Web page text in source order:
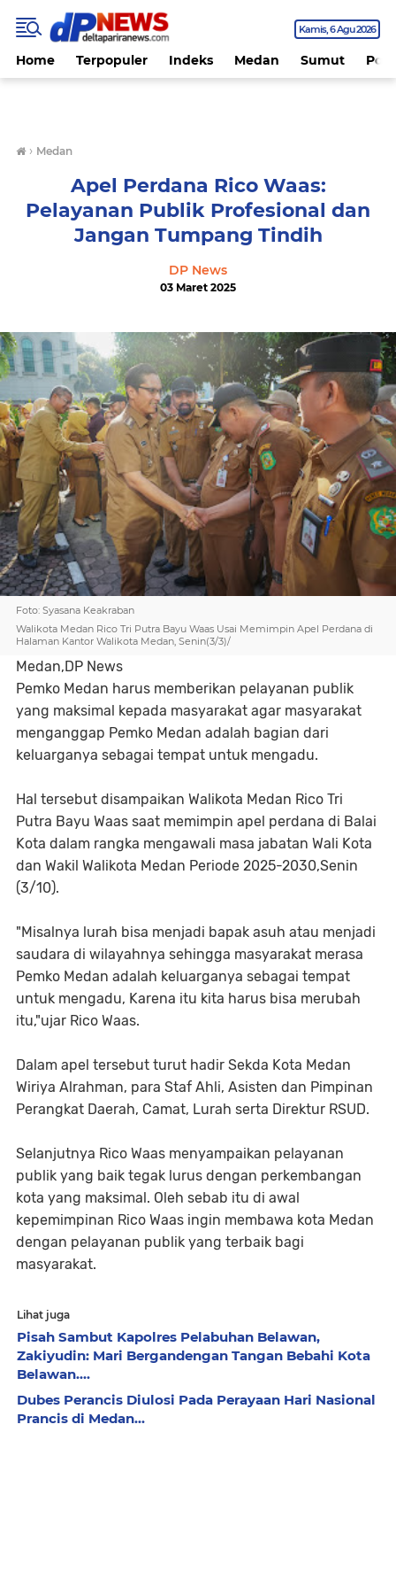
Kamis 6 Agu 2026
Home Terpopuler Indeks Medan Sumut
› Medan
Apel Perdana Rico Waas:
Pelayanan Publik Profesional dan
Jangan Tumpang Tindih
DP News
03 Maret 2025
Foto: Syasana Keakraban
Walikota Medan Rico Tri Putra Bayu Waas Usai Memimpin Apel Perdana di
Halaman Kantor Walikota Medan, Senin(3/3)/
Medan,DP News
Pemko Medan harus memberikan pelayanan publik
yang maksimal kepada masyarakat agar masyarakat
menganggap Pemko Medan adalah bagian dari
keluarganya sebagai tempat untuk mengadu.
Hal tersebut disampaikan Walikota Medan Rico Tri
Putra Bayu Waas saat memimpin apel perdana di Balai
Kota dalam rangka mengawali masa jabatan Wali Kota
dan Wakil Walikota Medan Periode 2025-2030,Senin
(3/10).
"Misalnya lurah bisa menjadi bapak asuh atau menjadi
saudara di wilayahnya sehingga masyarakat merasa
Pemko Medan adalah keluarganya sebagai tempat
untuk mengadu, Karena itu kita harus bisa merubah
itu,"ujar Rico Waas.
Dalam apel tersebut turut hadir Sekda Kota Medan
Wiriya Alrahman, para Staf Ahli, Asisten dan Pimpinan
Perangkat Daerah, Camat, Lurah serta Direktur RSUD.
Selanjutnya Rico Waas menyampaikan pelayanan
publik yang baik tegak lurus dengan perkembangan
kota yang maksimal. Oleh sebab itu di awal
kepemimpinan Rico Waas ingin membawa kota Medan
dengan pelayanan publik yang terbaik bagi
masyarakat.
Lihat juga
Pisah Sambut Kapolres Pelabuhan Belawan,
Zakiyudin: Mari Bergandengan Tangan Bebahi Kota
Belawan....
Dubes Perancis Diulosi Pada Perayaan Hari Nasional
Prancis di Medan...